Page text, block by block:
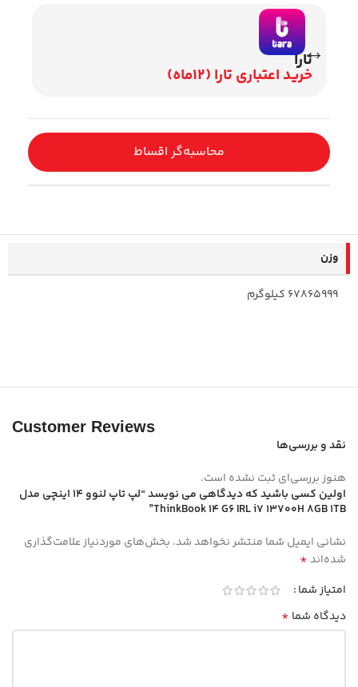
تارا
خرید اعتباری تارا (12ماه)
محاسبه‌گر اقساط
وزن
67865999 کیلوگرم
Customer Reviews
نقد و بررسی‌ها
هنوز بررسی‌ای ثبت نشده است.
اولین کسی باشید که دیدگاهی می نویسد “لپ تاپ لنوو 14 اینچی مدل
ThinkBook 14 G6 IRL i7 13700H 8GB 1TB”
نشانی ایمیل شما منتشر نخواهد شد. بخش‌های موردنیاز علامت‌گذاری
شده‌اند*
امتیاز شما
دیدگاه شما *